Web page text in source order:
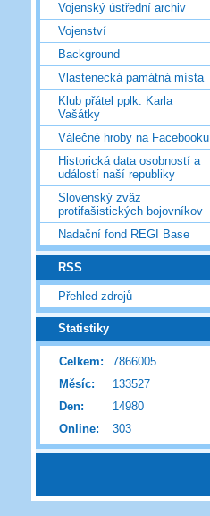
Vojenský ústřední archiv
Vojenství
Background
Vlastenecká památná místa
Klub přátel pplk. Karla
Vašátky
Válečné hroby na Facebooku
Historická data osobností a
událostí naší republiky
Slovenský zväz
protifašistických bojovníkov
Nadační fond REGI Base
RSS
Přehled zdrojů
Statistiky
Online: 303
Celkem:
7866005
Měsíc:
133527
Den:
14980